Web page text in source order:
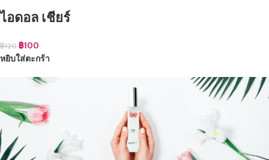
ไอดอล เชียร์
฿120 ฿100
หยิบใส่ตะกร้า